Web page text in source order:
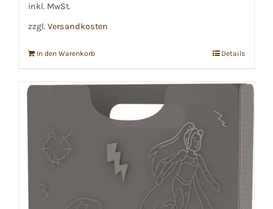
inkl. MwSt.
zzgl. Versandkosten
In den Warenkorb Details